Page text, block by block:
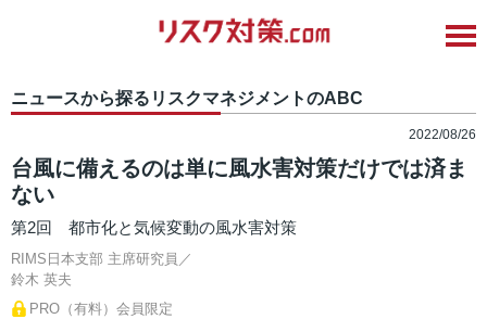
ニュースから探るリスクマネジメントのABC
2022/08/26
台風に備えるのは単に風水害対策だけでは済ま
ない
第2回 都市化と気候変動の風水害対策
RIMS日本支部 主席研究員／
鈴木 英夫
PRO（有料）会員限定